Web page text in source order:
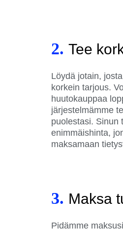
2. Tee
Löydä jotain,
korkein tarjous.
huutokauppaa
järjestelmämme
puolestasi. Sinun
enimmäishinta,
maksamaan
3. Maksa
Pidämme